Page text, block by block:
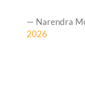
— Narendra
2026